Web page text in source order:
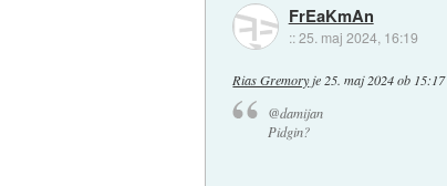
FrEaKmAn
::25. maj 2024, 16:19
Rias Gremoryje 25. maj 2024 ob 15:17
@damijan
Pidgin?